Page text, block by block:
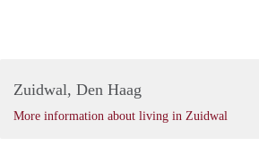
Zuidwal, Den Haag
More information about living in Zuidwal